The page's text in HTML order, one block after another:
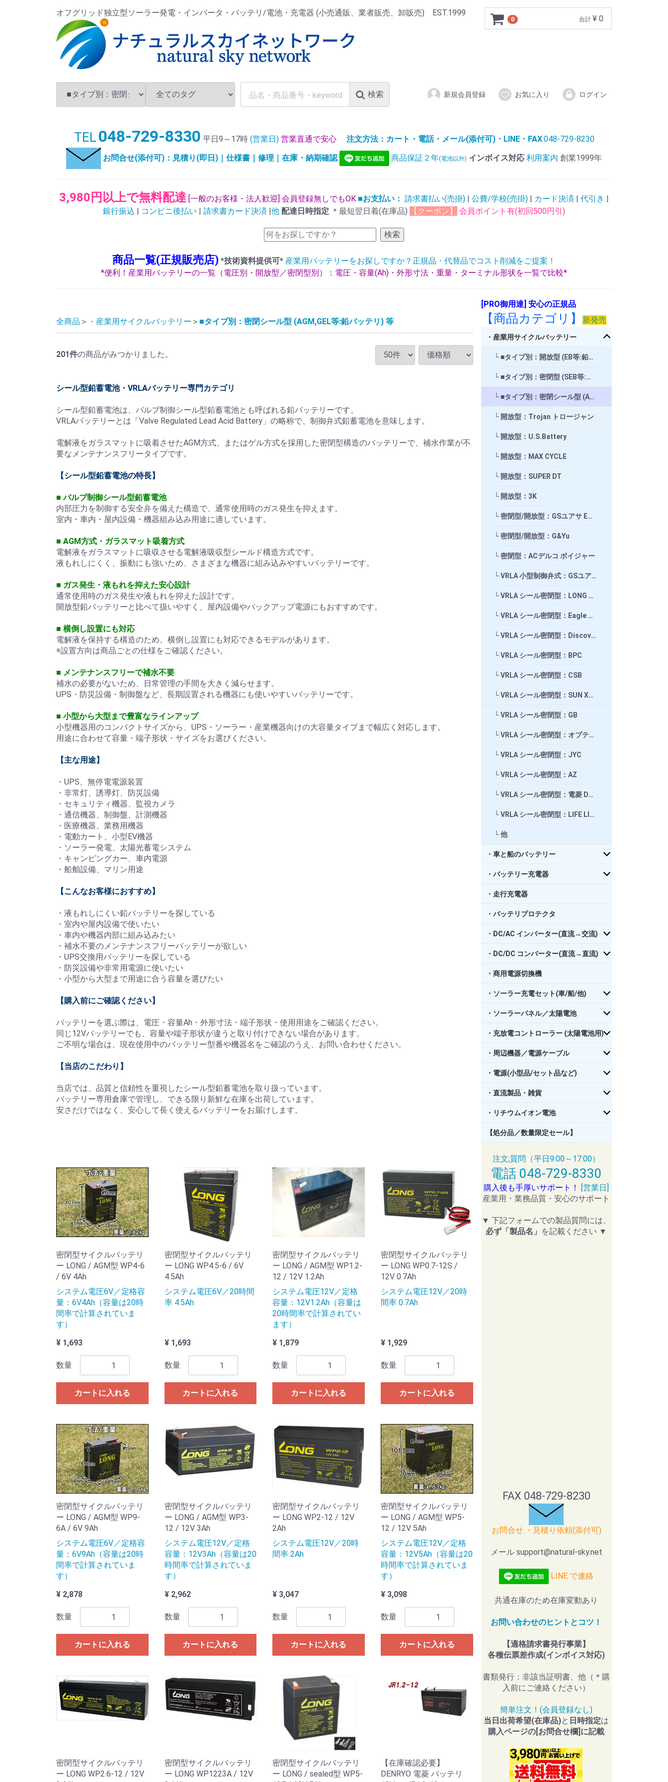
オフグリッド独立型ソーラー発電・インバータ・バッテリ/電池・充電器 (小売通販、業者販売、卸販売) EST.1999
0 合計 ¥ 0
検索 新規会員登録 お気に入り ログイン
TEL 048-729-8330 平日9～17時(営業日) 営業直通で安心 注文方法：カート・電話・メール(添付可)・LINE・FAX:048-729-8230
お問合せ(添付可)：見積り(即日)｜仕様書｜修理｜在庫・納期確認
商品保証２年(電池以外) インボイス対応 利用案内 創業1999年
3,980円以上で無料配達 [一般のお客様・法人歓迎] 会員登録無しでもOK ■お支払い： 請求書払い(売掛) | 公費/学校(売掛) | カード決済 | 代引き |
銀行振込 | コンビニ後払い | 請求書カード決済 |他 配達日時指定 ＊最短翌日着(在庫品) 【クーポン】 会員ポイント有(初回500円引)
検索
商品一覧(正規販売店) *技術資料提供可* 産業用バッテリーをお探しですか？正規品・代替品でコスト削減をご提案！
*便利！産業用バッテリーの一覧（電圧別・開放型／密閉型別）：電圧・容量(Ah)・外形寸法・重量・ターミナル形状を一覧で比較*
全商品 ・産業用サイクルバッテリー ■タイプ別：密閉シール型 (AGM,GEL等:鉛バッテリ) 等
201件の商品がみつかりました。
シール型鉛蓄電池・VRLAバッテリー専門カテゴリ
シール型鉛蓄電池は、バルブ制御シール型鉛蓄電池とも呼ばれる鉛バッテリーです。
VRLAバッテリーとは「Valve Regulated Lead Acid Battery」の略称で、制御弁式鉛蓄電池を意味します。
電解液をガラスマットに吸着させたAGM方式、またはゲル方式を採用した密閉型構造のバッテリーで、補水作業が不
要なメンテナンスフリータイプです。
【シール型鉛蓄電池の特長】
■ バルブ制御シール型鉛蓄電池
内部圧力を制御する安全弁を備えた構造で、通常使用時のガス発生を抑えます。
室内・車内・屋内設備・機器組み込み用途に適しています。
■ AGM方式・ガラスマット吸着方式
電解液をガラスマットに吸収させる電解液吸収型シールド構造方式です。
液もれしにくく、振動にも強いため、さまざまな機器に組み込みやすいバッテリーです。
■ ガス発生・液もれを抑えた安心設計
通常使用時のガス発生や液もれを抑えた設計です。
開放型鉛バッテリーと比べて扱いやすく、屋内設備やバックアップ電源にもおすすめです。
■ 横倒し設置にも対応
電解液を保持する構造のため、横倒し設置にも対応できるモデルがあります。
※設置方向は商品ごとの仕様をご確認ください。
■ メンテナンスフリーで補水不要
補水の必要がないため、日常管理の手間を大きく減らせます。
UPS・防災設備・制御盤など、長期設置される機器にも使いやすいバッテリーです。
■ 小型から大型まで豊富なラインアップ
小型機器用のコンパクトサイズから、UPS・ソーラー・産業機器向けの大容量タイプまで幅広く対応します。
用途に合わせて容量・端子形状・サイズをお選びください。
【主な用途】
・UPS、無停電電源装置
・非常灯、誘導灯、防災設備
・セキュリティ機器、監視カメラ
・通信機器、制御盤、計測機器
・医療機器、業務用機器
・電動カート、小型EV機器
・ソーラー発電、太陽光蓄電システム
・キャンピングカー、車内電源
・船舶設備、マリン用途
【こんなお客様におすすめ】
・液もれしにくい鉛バッテリーを探している
・室内や屋内設備で使いたい
・車内や機器内部に組み込みたい
・補水不要のメンテナンスフリーバッテリーが欲しい
・UPS交換用バッテリーを探している
・防災設備や非常用電源に使いたい
・小型から大型まで用途に合う容量を選びたい
【購入前にご確認ください】
バッテリーを選ぶ際は、電圧・容量Ah・外形寸法・端子形状・使用用途をご確認ください。
同じ12Vバッテリーでも、容量や端子形状が違うと取り付けできない場合があります。
ご不明な場合は、現在使用中のバッテリー型番や機器名をご確認のうえ、お問い合わせください。
【当店のこだわり】
当店では、品質と信頼性を重視したシール型鉛蓄電池を取り扱っています。
バッテリー専用倉庫で管理し、できる限り新鮮な在庫を出荷しています。
安さだけではなく、安心して長く使えるバッテリーをお届けします。
密閉型サイクルバッテリ
ー LONG / AGM型 WP4-6
/ 6V 4Ah
システム電圧6V／定格容
量：6V4Ah（容量は20時
間率で計算されていま
す）
¥ 1,693
数量
カートに入れる
密閉型サイクルバッテリ
ー LONG WP4.5-6 / 6V
4.5Ah
システム電圧6V／20時間
率 4.5Ah
¥ 1,693
数量
カートに入れる
密閉型サイクルバッテリ
ー LONG / AGM型 WP1.2-
12 / 12V 1.2Ah
システム電圧12V／定格
容量：12V1.2Ah（容量は
20時間率で計算されてい
ます）
¥ 1,879
数量
カートに入れる
密閉型サイクルバッテリ
ー LONG WP0.7-12S /
12V 0.7Ah
システム電圧12V／20時
間率 0.7Ah
¥ 1,929
数量
カートに入れる
密閉型サイクルバッテリ
ー LONG / AGM型 WP9-
6A / 6V 9Ah
システム電圧6V／定格容
量：6V9Ah（容量は20時
間率で計算されていま
す）
¥ 2,878
数量
カートに入れる
密閉型サイクルバッテリ
ー LONG / AGM型 WP3-
12 / 12V 3Ah
システム電圧12V／定格
容量：12V3Ah（容量は20
時間率で計算されていま
す）
¥ 2,962
数量
カートに入れる
密閉型サイクルバッテリ
ー LONG WP2-12 / 12V
2Ah
システム電圧12V／20時
間率 2Ah
¥ 3,047
数量
カートに入れる
密閉型サイクルバッテリ
ー LONG / AGM型 WP5-
12 / 12V 5Ah
システム電圧12V／定格
容量：12V5Ah（容量は20
時間率で計算されていま
す）
¥ 3,098
数量
カートに入れる
密閉型サイクルバッテリ
ー LONG WP2.6-12 / 12V
密閉型サイクルバッテリ
ー LONG WP1223A / 12V
密閉型サイクルバッテリ
ー LONG / sealed型 WP5-
【在庫確認必要】
DENRYO 電菱 バッテリ
[PRO御用達] 安心の正規品
【商品カテゴリ】 新発売
・産業用サイクルバッテリー
■タイプ別：開放型 (EB等:鉛バッテリ)
■タイプ別：密閉型 (SEB等:鉛バッテリ)
■タイプ別：密閉シール型 (AGM,GEL等:鉛バッテリ) 等
開放型：Trojan トロージャン
開放型：U.S.Battery
開放型：MAX CYCLE
開放型：SUPER DT
開放型：3K
密閉型/開放型：GSユアサ EB/SEB/SLH
密閉型/開放型：G&Yu
密閉型：ACデルコ ボイジャー
VRLA 小型制御弁式：GSユアサ
VRLA シール密閉型：LONG ロング
VRLA シール密閉型：Eagle Picher
VRLA シール密閉型：Discover ディスカバー
VRLA シール密閉型：BPC
VRLA シール密閉型：CSB
VRLA シール密閉型：SUN XTENDER
VRLA シール密閉型：GB
VRLA シール密閉型：オプティマ OPTIMA
VRLA シール密閉型：JYC
VRLA シール密閉型：AZ
VRLA シール密閉型：電菱 DENRYO
VRLA シール密閉型：LIFE LINE
他
・車と船のバッテリー
・バッテリー充電器
・走行充電器
・バッテリプロテクタ
・DC/AC インバーター(直流→交流)
・DC/DC コンバーター(直流→直流)
・商用電源切換機
・ソーラー充電セット(車/船/他)
・ソーラーパネル／太陽電池
・充放電コントローラー (太陽電池用)
・周辺機器／電源ケーブル
・電源(小型品/セット品など)
・直流製品・雑貨
・リチウムイオン電池
【処分品／数量限定セール】
注文,質問（平日9:00～17:00）
電話 048-729-8330
購入後も手厚いサポート！
[営業日]
産業用・業務品質・安心のサポート
▼ 下記フォームでの製品質問には、
必ず「製品名」 を記載ください ▼
FAX 048-729-8230
お問合せ.・見積り依頼(添付可)
メール support@natural-sky.net
LINE で連絡
共通在庫のため在庫変動あり
お問い合わせのヒントとコツ！
【適格請求書発行事業】
各種伝票差作成(インボイス対応)
書類発行：非該当証明書、他（＊購
入前にご連絡ください）
簡単注文！(会員登録なし)
当日出荷希望(在庫品)と 日時指定は
購入ページの[お問合せ欄]に記載